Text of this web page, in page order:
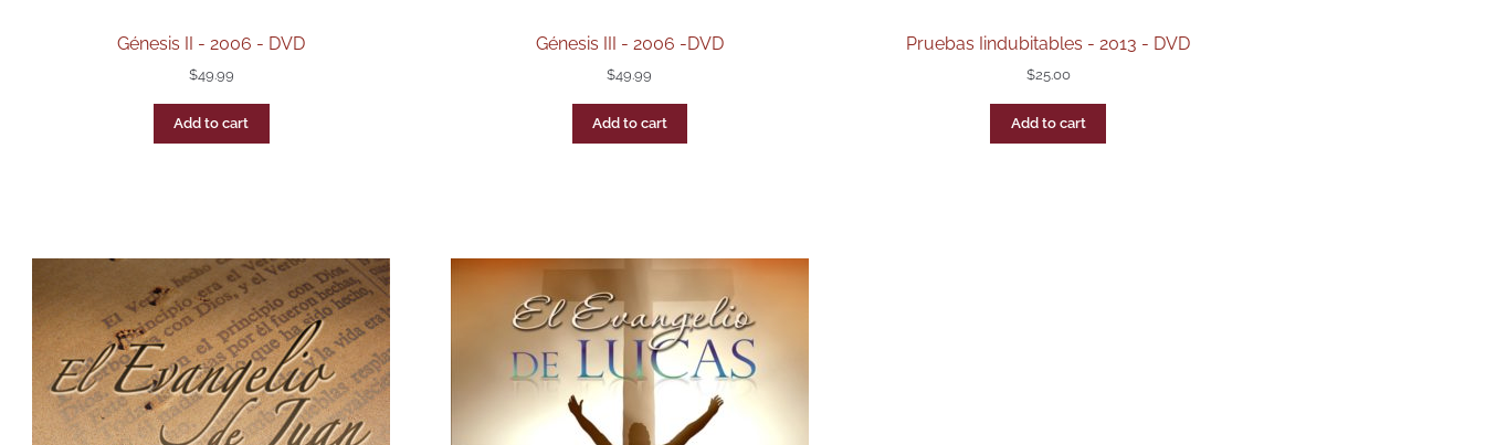
Génesis II - 2006 - DVD
$49.99
Add to cart
Génesis III - 2006 -DVD
$49.99
Add to cart
Pruebas Iindubitables - 2013 - DVD
$25.00
Add to cart